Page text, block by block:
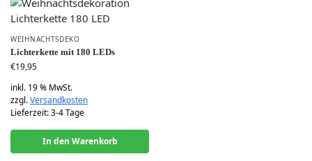
WEIHNACHTSDEKO
Lichterkette mit 180 LEDs
€19,95
inkl. 19 % MwSt.
zzgl.Versandkosten
Lieferzeit:3-4 Tage
In den Warenkorb